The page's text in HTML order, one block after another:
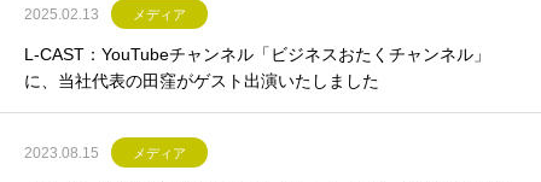
2025.02.13 メディア
L-CAST：YouTubeチャンネル「ビジネスおたくチャンネル」
に、当社代表の田窪がゲスト出演いたしました
2023.08.15 メディア